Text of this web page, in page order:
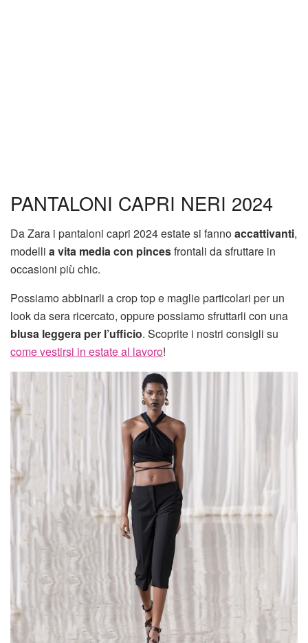
PANTALONI CAPRI NERI 2024
Da Zara i pantaloni capri 2024 estate si fannoaccattivanti,
modelli a vita media con pincesfrontali da sfruttare in
occasioni più chic.
Possiamo abbinarli a crop top e maglie particolari per un
look da sera ricercato, oppure possiamo sfruttarli con una
blusa leggera per l’ufficio. Scoprite i nostri consigli su
come vestirsi in estate al lavoro!